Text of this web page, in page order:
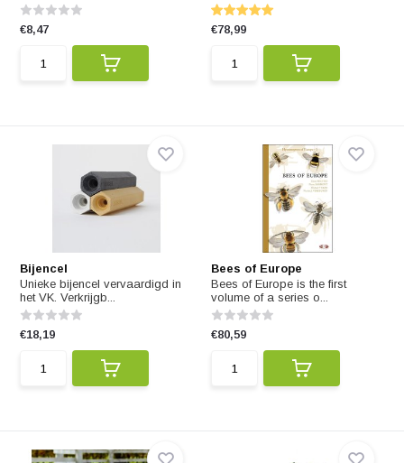
€8,47 €78,99
Bijencel
Unieke bijencel vervaardigd in
het VK. Verkrijgb...
€18,19
Bees of Europe
Bees of Europe is the first
volume of a series o...
€80,59